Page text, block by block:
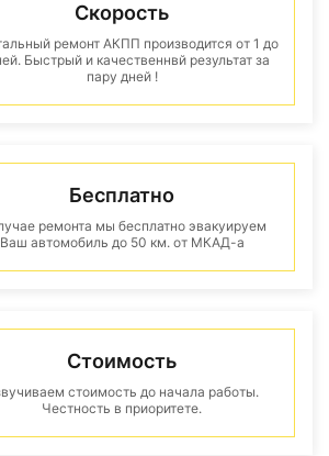
Скорость
ремонт АКПП производится от 1 до
Быстрый и качественнвй результат за
пару дней !
Бесплатно
ремонта мы бесплатно эвакуируем
Ваш автомобиль до 50 км. от МКАД-а
Стоимость
стоимость до начала работы.
Честность в приоритете.